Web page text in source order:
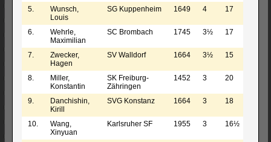
5.
Wunsch,
Louis
SG Kuppenheim 1649 4 17
6.
Wehrle,
Maximilian
SC Brombach 1745 3½ 17
7.
Zwecker,
Hagen
SV Walldorf 1664 3½ 15
8.
Miller,
Konstantin
SK Freiburg-
Zähringen
1452 3 20
9.
Danchishin,
Kirill
SVG Konstanz 1664 3 18
10.
Wang,
Xinyuan
Karlsruher SF 1955 3 16½